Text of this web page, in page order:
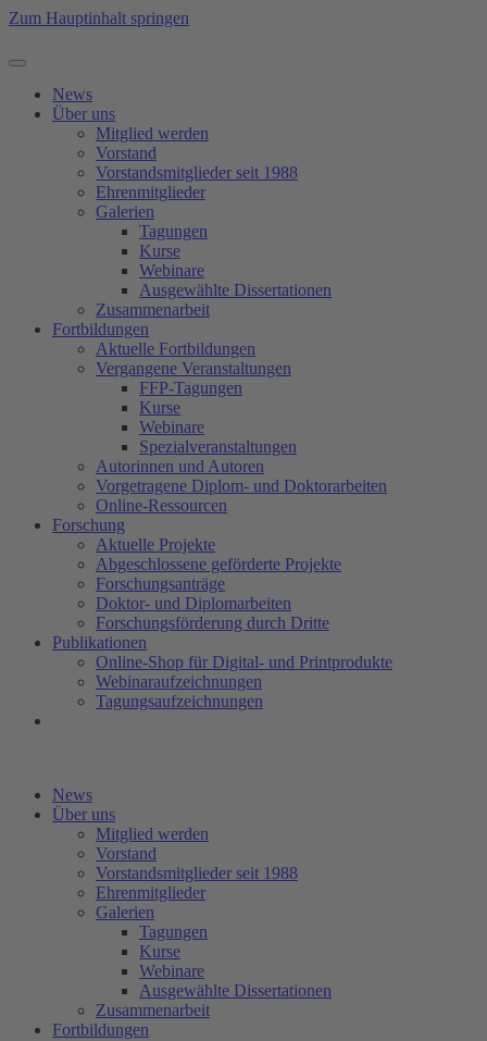
Zum Hauptinhalt springen
News
Über uns
Mitglied werden
Vorstand
Vorstandsmitglieder seit 1988
Ehrenmitglieder
Galerien
Tagungen
Kurse
Webinare
Ausgewählte Dissertationen
Zusammenarbeit
Fortbildungen
Aktuelle Fortbildungen
Vergangene Veranstaltungen
FFP-Tagungen
Kurse
Webinare
Spezialveranstaltungen
Autorinnen und Autoren
Vorgetragene Diplom- und Doktorarbeiten
Online-Ressourcen
Forschung
Aktuelle Projekte
Abgeschlossene geförderte Projekte
Forschungsanträge
Doktor- und Diplomarbeiten
Forschungsförderung durch Dritte
Publikationen
Online-Shop für Digital- und Printprodukte
Webinaraufzeichnungen
Tagungsaufzeichnungen
News
Über uns
Mitglied werden
Vorstand
Vorstandsmitglieder seit 1988
Ehrenmitglieder
Galerien
Tagungen
Kurse
Webinare
Ausgewählte Dissertationen
Zusammenarbeit
Fortbildungen